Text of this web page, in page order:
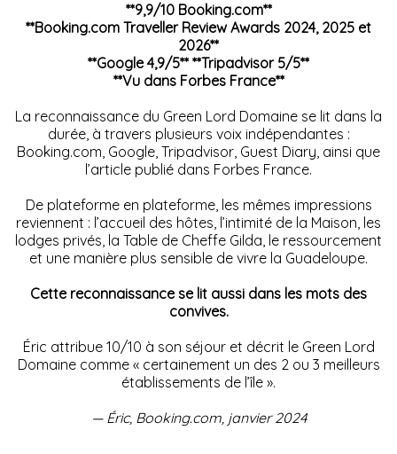
**9,9/10 Booking.com**
**Booking.com Traveller Review Awards 2024, 2025 et
2026**
**Google 4,9/5** **Tripadvisor 5/5**
**Vu dans Forbes France**
La reconnaissance du Green Lord Domaine se lit dans la
durée, à travers plusieurs voix indépendantes :
Booking.com, Google, Tripadvisor, Guest Diary, ainsi que
l’article publié dans Forbes France.
De plateforme en plateforme, les mêmes impressions
reviennent : l’accueil des hôtes, l’intimité de la Maison, les
lodges privés, la Table de Cheffe Gilda, le ressourcement
et une manière plus sensible de vivre la Guadeloupe.
Cette reconnaissance se lit aussi dans les mots des
convives.
Éric attribue 10/10 à son séjour et décrit le Green Lord
Domaine comme « certainement un des 2 ou 3 meilleurs
établissements de l’île ».
— Éric, Booking.com, janvier 2024